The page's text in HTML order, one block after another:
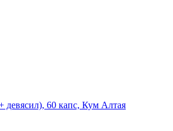
девясил), 60 капс, Кум Алтая